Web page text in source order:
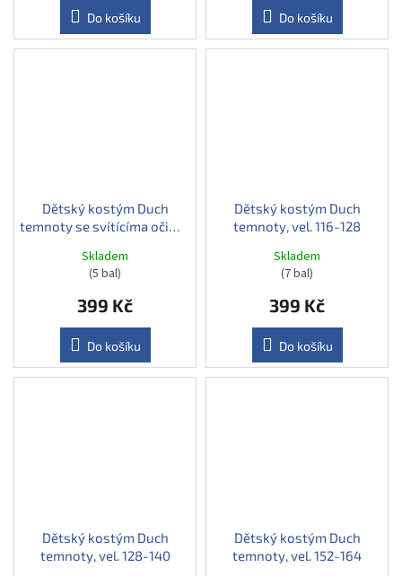
Do košíku Do košíku
Dětský kostým Duch
temnoty se svítícíma očima,
Skladem
(5 bal)
399 Kč
Do košíku
Dětský kostým Duch
temnoty, vel. 116-128
Skladem
(7 bal)
399 Kč
Do košíku
Dětský kostým Duch
temnoty, vel. 128-140
Dětský kostým Duch
temnoty, vel. 152-164